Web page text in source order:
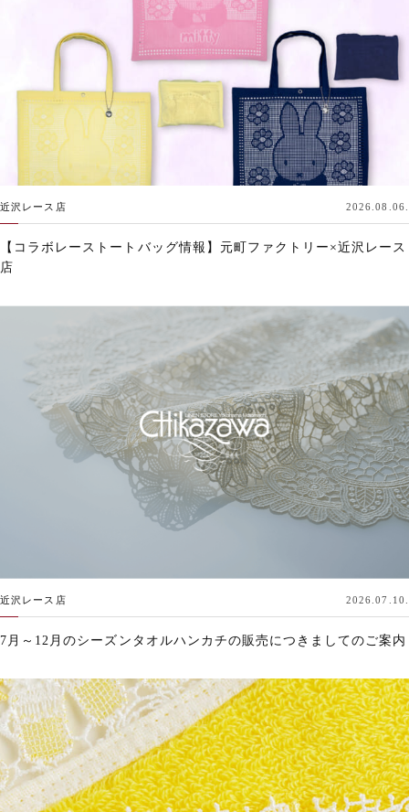
近沢レース店 2026.08.06.
【コラボレーストートバッグ情報】元町ファクトリー×近沢レース
店
近沢レース店 2026.07.10.
7月～12月のシーズンタオルハンカチの販売につきましてのご案内